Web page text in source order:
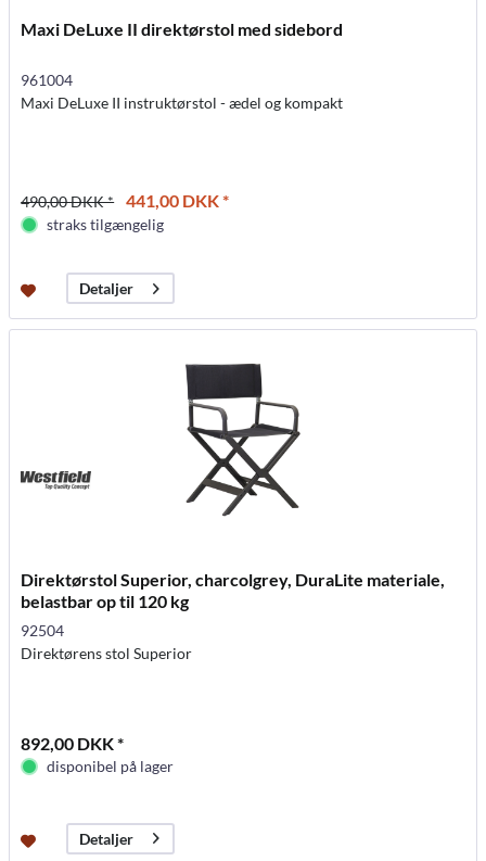
Maxi DeLuxe II direktørstol med sidebord
961004
Maxi DeLuxe II instruktørstol - ædel og kompakt
490,00 DKK * 441,00 DKK *
straks tilgængelig
Detaljer
Direktørstol Superior, charcolgrey, DuraLite materiale,
belastbar op til 120 kg
92504
Direktørens stol Superior
892,00 DKK *
disponibel på lager
Detaljer